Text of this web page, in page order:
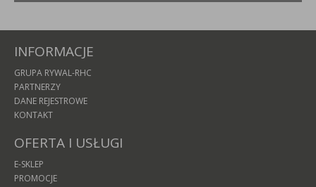
INFORMACJE
GRUPA RYWAL-RHC
PARTNERZY
DANE REJESTROWE
KONTAKT
OFERTA I USŁUGI
E-SKLEP
PROMOCJE